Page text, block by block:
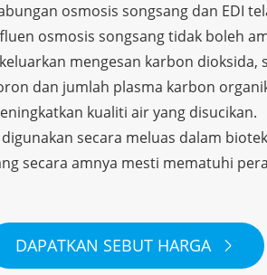
osmosis songsang dan EDI
osmosis songsang tidak boleh
mengesan karbon dioksida,
dan jumlah plasma karbon
kualiti air yang disucikan.
digunakan secara meluas dalam
secara amnya mesti mematuhi
DAPATKAN SEBUT HARGA 